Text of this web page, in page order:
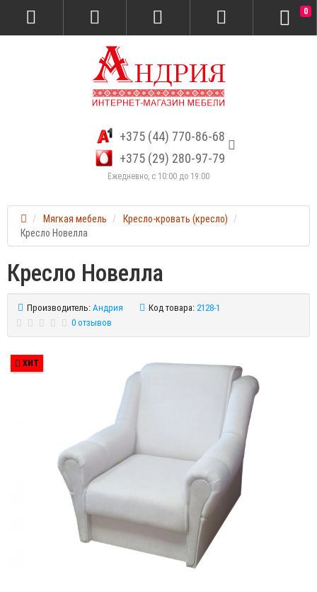
+375 (44) 770-86-68
+375 (29) 280-97-79
Ежедневно, с 10:00 до 19:00
0
Мягкая мебель
Кресло-кровать (кресло)
Кресло Новелла
Кресло Новелла
Производитель: Андрия Код товара: 2128-1
0 отзывов
ХИТ